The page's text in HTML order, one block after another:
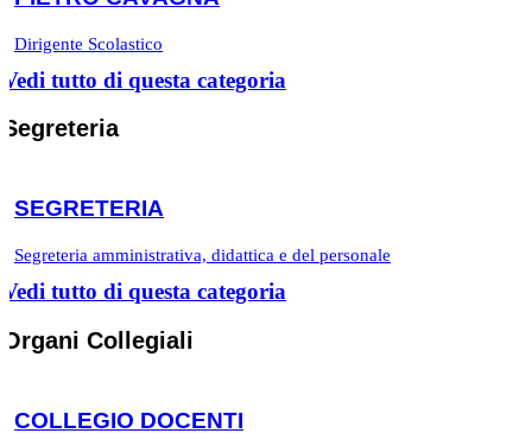
Dirigente Scolastico
Vedi tutto di questa categoria
Segreteria
SEGRETERIA
Segreteria amministrativa, didattica e del personale
Vedi tutto di questa categoria
Organi Collegiali
COLLEGIO DOCENTI